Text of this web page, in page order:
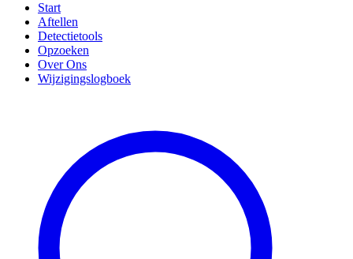
Start
Aftellen
Detectietools
Opzoeken
Over Ons
Wijzigingslogboek